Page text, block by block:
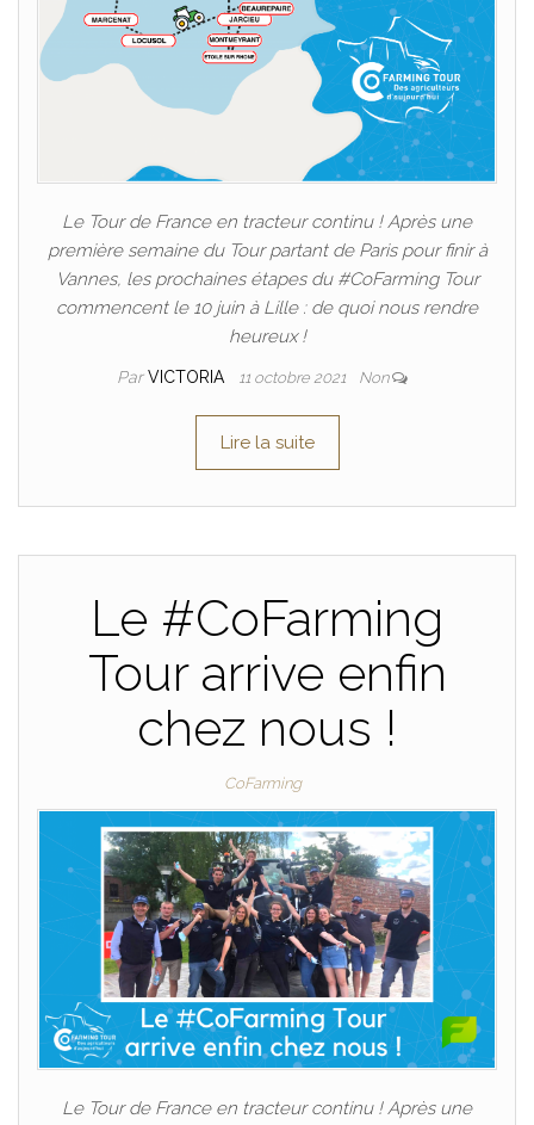
Le Tour de France en tracteur continu ! Après une
première semaine du Tour partant de Paris pour finir à
Vannes, les prochaines étapes du #CoFarming Tour
commencent le 10 juin à Lille : de quoi nous rendre
heureux !
ParVICTORIA 11 octobre 2021 Non
Lire la suite
Le #CoFarming
Tour arrive enfin
chez nous !
CoFarming
Le Tour de France en tracteur continu ! Après une